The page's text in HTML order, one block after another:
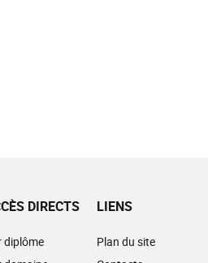
DIRECTS
diplôme
LIENS
Plan du site